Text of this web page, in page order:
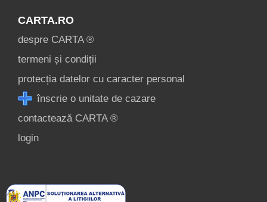
CARTA.RO
despre CARTA ®
termeni și condiții
protecția datelor cu caracter personal
înscrie o unitate de cazare
contactează CARTA ®
login